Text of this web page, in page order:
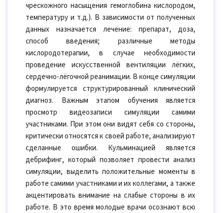
чрескожного насыщения гемоглобина кислородом,
температуру и т.д.). В зависимости от полученных
данных назначается лечение: препарат, доза,
способ введения; различные методы
кислородотерапии, в случае необходимости
проведение искусственной вентиляции лёгких,
сердечно-лёгочной реанимации. В конце симуляции
формулируется структурированный клинический
диагноз. Важным этапом обучения является
просмотр видеозаписи симуляции самими
участниками. При этом они видят себя со стороны,
критически относятся к своей работе, анализируют
сделанные ошибки. Кульминацией является
дебрифинг, который позволяет провести анализ
симуляции, выделить положительные моменты в
работе самими участниками и их коллегами, а также
акцентировать внимание на слабые стороны в их
работе. В это время молодые врачи осознают всю